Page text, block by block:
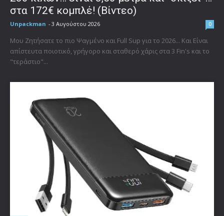
στα 172€ κομπλέ! (Βίντεο)
Unpackman - 3 Αυγούστου 2026 0
Μου Ζητήσατε το πιο Ψαγμένο και Full Sup για το 2026... Και Είναι
απίστευτα ποιοτικό, γρήγορο και σταθερό χάρις στα 3 Fin's και το
"τεράστιο"...